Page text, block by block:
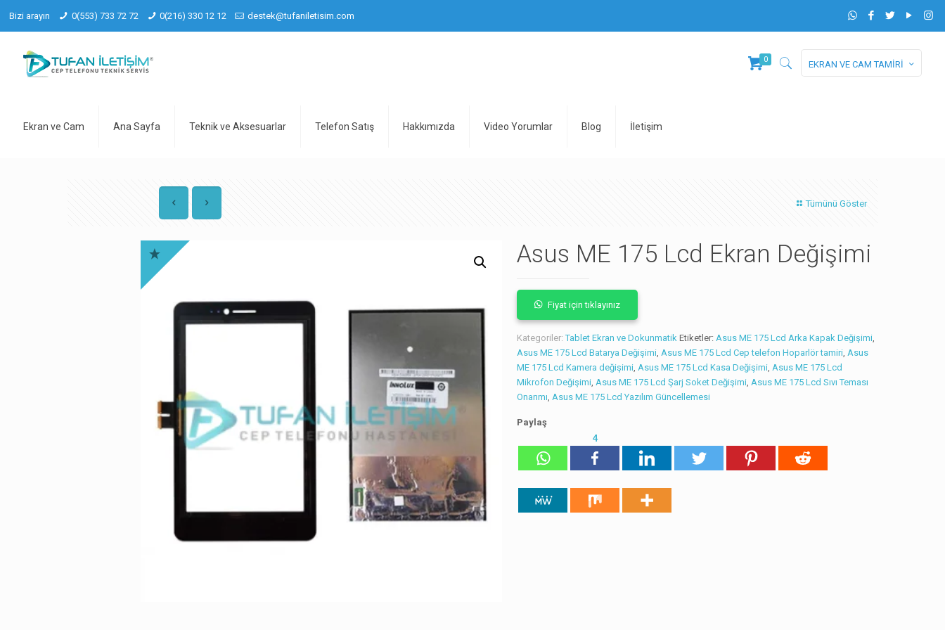
Bizi arayın 0(553) 733 72 72 0(216) 330 12 12 destek@tufaniletisim.com
Ekran ve Cam Ana Sayfa Teknik ve Aksesuarlar Telefon Satış Hakkımızda Video Yorumlar Blog İletişim
0 EKRAN VE CAM TAMİRİ
Tümünü Göster
Asus ME 175 Lcd Ekran Değişimi
Fiyat için tıklayınız
Kategoriler:Tablet Ekran ve Dokunmatik Etiketler:Asus ME 175 Lcd Arka Kapak Değişimi,
Asus ME 175 Lcd Batarya Değişimi,Asus ME 175 Lcd Cep telefon Hoparlör tamiri,Asus
ME 175 Lcd Kamera değişimi,Asus ME 175 Lcd Kasa Değişimi,Asus ME 175 Lcd
Mikrofon Değişimi,Asus ME 175 Lcd Şarj Soket Değişimi,Asus ME 175 Lcd Sıvı Teması
Onarımı,Asus ME 175 Lcd Yazılım Güncellemesi
Paylaş
4